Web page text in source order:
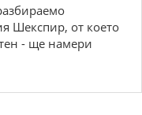
Шекспир, от което
- ще намери